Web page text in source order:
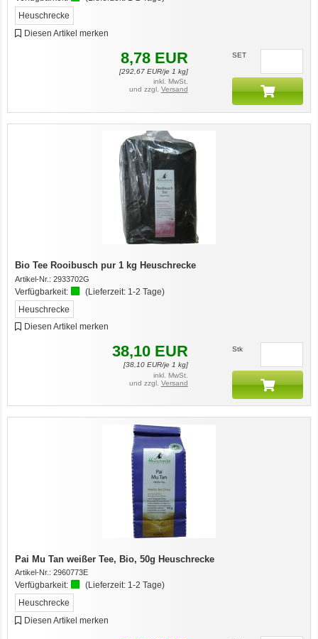
Heuschrecke
Diesen Artikel merken
8,78 EUR
[292,67EUR/je 1 kg]
inkl. MwSt.
und zzgl. Versand
SET
Bio Tee Rooibusch pur 1 kg Heuschrecke
Artikel-Nr.: 2933702G
Verfügbarkeit: (Lieferzeit: 1-2 Tage)
Heuschrecke
Diesen Artikel merken
38,10 EUR
[38,10EUR/je 1 kg]
inkl. MwSt.
und zzgl. Versand
Stk
Pai Mu Tan weißer Tee, Bio, 50g Heuschrecke
Artikel-Nr.: 2960773E
Verfügbarkeit: (Lieferzeit: 1-2 Tage)
Heuschrecke
Diesen Artikel merken